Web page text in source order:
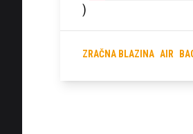
)
ZRAČNA BLAZINA AIR